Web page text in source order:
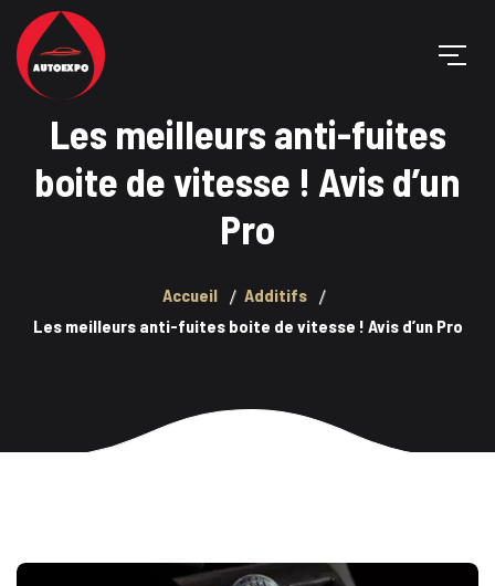
Les meilleurs anti-fuites
boite de vitesse ! Avis d’un
Pro
Accueil
Additifs
Les meilleurs anti-fuites boite de vitesse ! Avis d’un Pro